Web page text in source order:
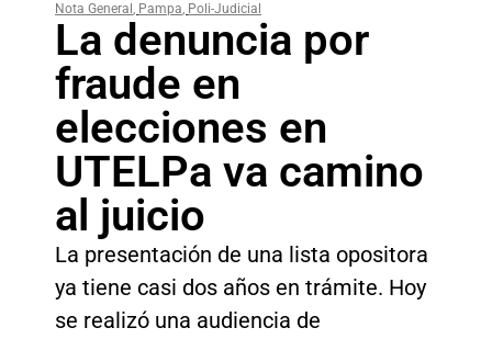
Nota General , Pampa, Poli-Judicial
La denuncia por
fraude en
elecciones en
UTELPa va camino
al juicio
La presentación de una lista opositora
ya tiene casi dos años en trámite. Hoy
se realizó una audiencia de